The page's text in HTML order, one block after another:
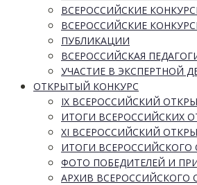
ВСЕРОССИЙСКИЕ
ВСЕРОССИЙСКИЕ
ПУБЛИКАЦИИ
ВСЕРОССИЙСКАЯ
УЧАСТИЕ В ЭКСПЕРТНОЙ
ОТКРЫТЫЙ КОНКУРС
IX ВСЕРОССИЙСКИЙ
ИТОГИ ВСЕРОССИЙСКИХ
XI ВСЕРОССИЙСКИЙ
ИТОГИ
ФОТО ПОБЕДИТЕЛЕЙ И
АРХИВ ВСЕРОССИЙСКОГО